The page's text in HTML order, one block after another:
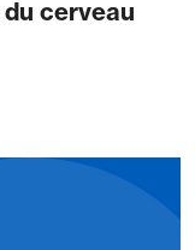
cerveau